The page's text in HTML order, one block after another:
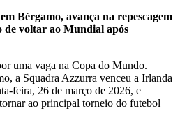
Bérgamo, avança na repescagem
de voltar ao Mundial após
uma vaga na Copa do Mundo.
a Squadra Azzurra venceu a Irlanda
feira, 26 de março de 2026, e
ao principal torneio do futebol